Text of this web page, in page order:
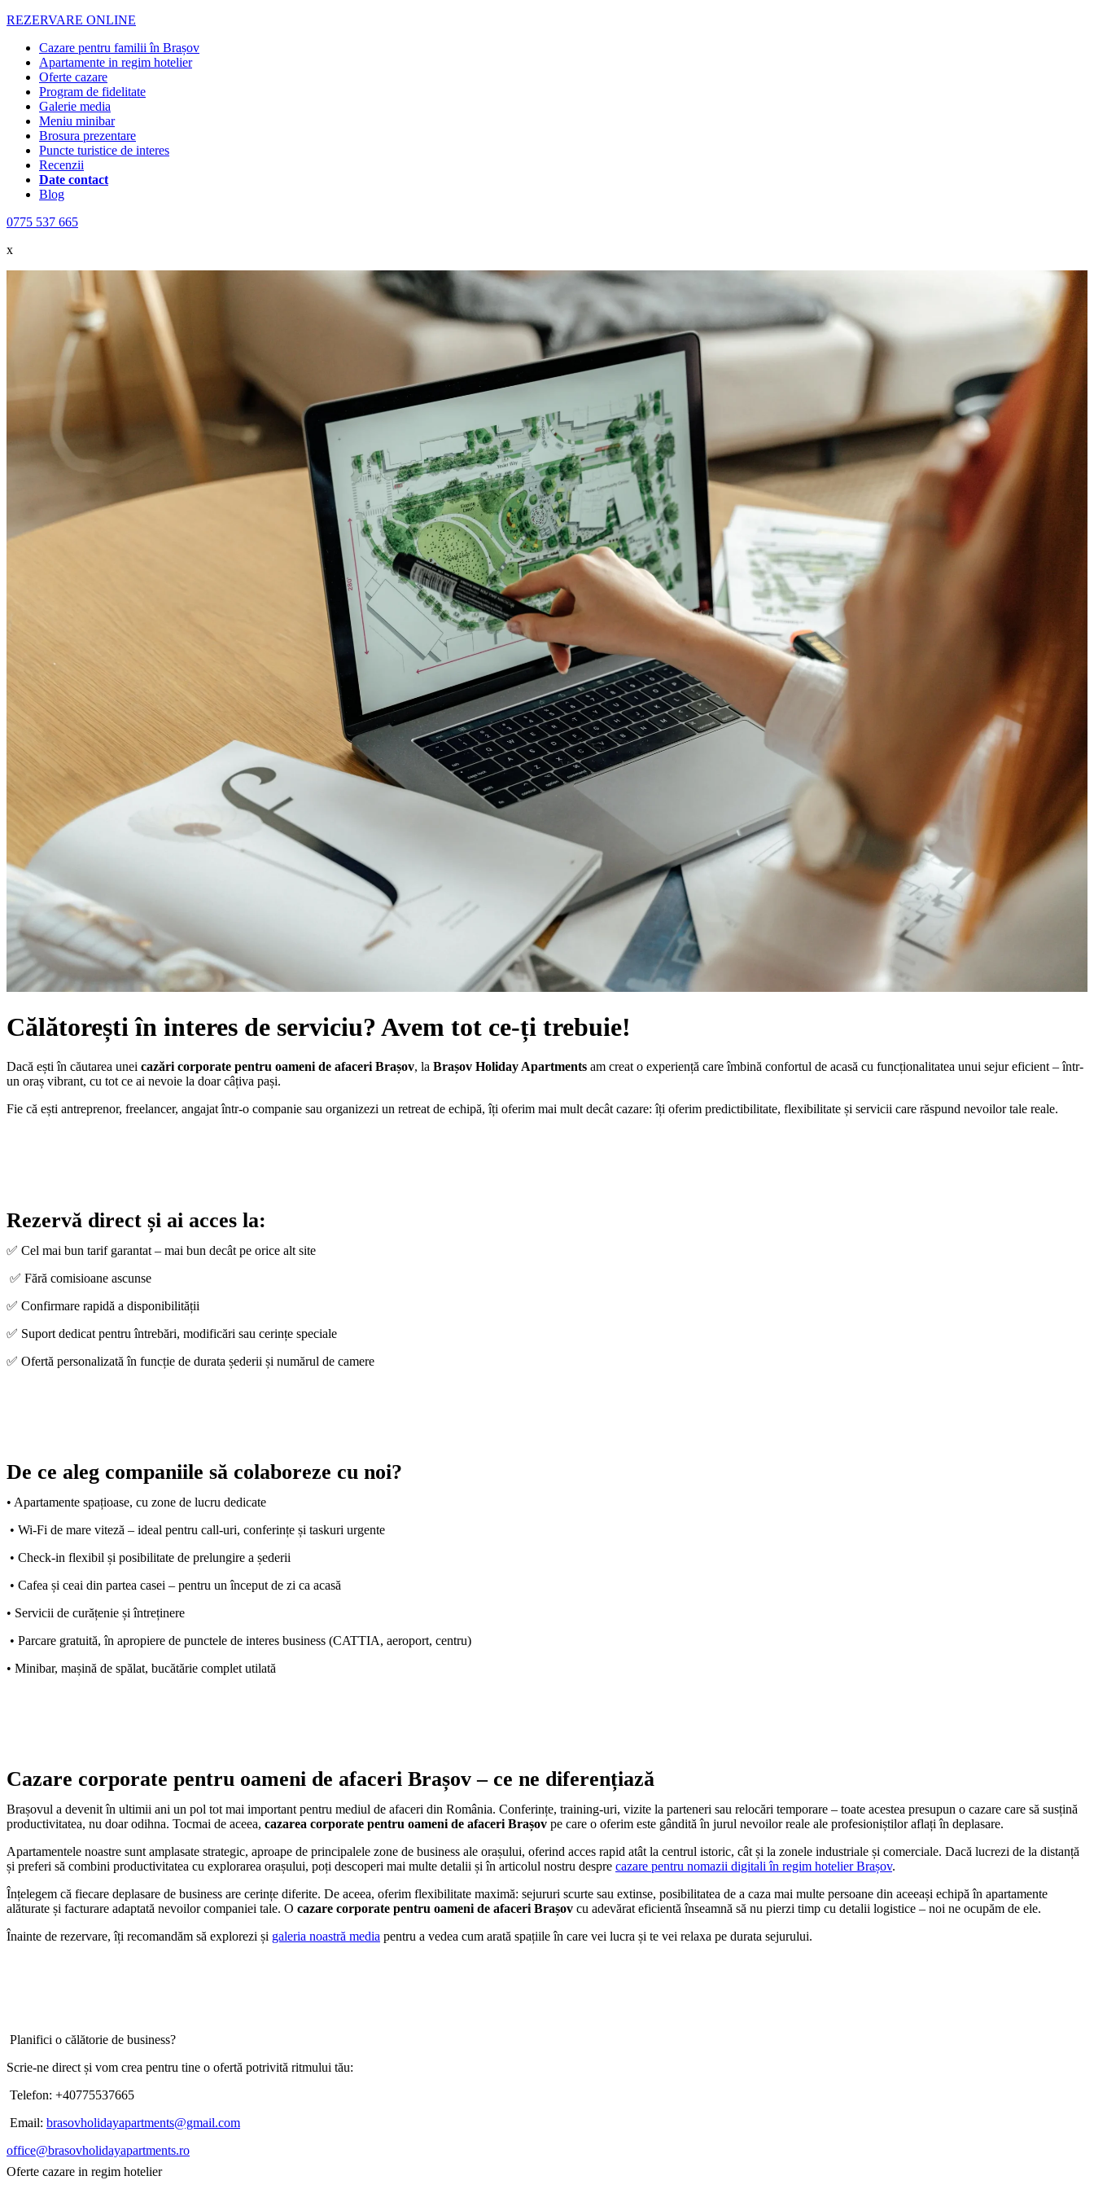
REZERVARE ONLINE
Cazare pentru familii în Brașov
Apartamente in regim hotelier
Oferte cazare
Program de fidelitate
Galerie media
Meniu minibar
Brosura prezentare
Puncte turistice de interes
Recenzii
Date contact
Blog
0775 537 665
x
Călătorești în interes de serviciu? Avem tot ce-ți trebuie!
Dacă ești în căutarea unei cazări corporate pentru oameni de afaceri Brașov, la Brașov Holiday Apartments am creat o experiență care îmbină confortul de acasă cu funcționalitatea unui sejur eficient – într-
un oraș vibrant, cu tot ce ai nevoie la doar câțiva pași.
Fie că ești antreprenor, freelancer, angajat într-o companie sau organizezi un retreat de echipă, îți oferim mai mult decât cazare: îți oferim predictibilitate, flexibilitate și servicii care răspund nevoilor tale reale.
Rezervă direct și ai acces la:
✅ Cel mai bun tarif garantat – mai bun decât pe orice alt site
✅ Fără comisioane ascunse
✅ Confirmare rapidă a disponibilității
✅ Suport dedicat pentru întrebări, modificări sau cerințe speciale
✅ Ofertă personalizată în funcție de durata șederii și numărul de camere
De ce aleg companiile să colaboreze cu noi?
• Apartamente spațioase, cu zone de lucru dedicate
• Wi-Fi de mare viteză – ideal pentru call-uri, conferințe și taskuri urgente
• Check-in flexibil și posibilitate de prelungire a șederii
• Cafea și ceai din partea casei – pentru un început de zi ca acasă
• Servicii de curățenie și întreținere
• Parcare gratuită, în apropiere de punctele de interes business (CATTIA, aeroport, centru)
• Minibar, mașină de spălat, bucătărie complet utilată
Cazare corporate pentru oameni de afaceri Brașov – ce ne diferențiază
Brașovul a devenit în ultimii ani un pol tot mai important pentru mediul de afaceri din România. Conferințe, training-uri, vizite la parteneri sau relocări temporare – toate acestea presupun o cazare care să susțină
productivitatea, nu doar odihna. Tocmai de aceea, cazarea corporate pentru oameni de afaceri Brașov pe care o oferim este gândită în jurul nevoilor reale ale profesioniștilor aflați în deplasare.
Apartamentele noastre sunt amplasate strategic, aproape de principalele zone de business ale orașului, oferind acces rapid atât la centrul istoric, cât și la zonele industriale și comerciale. Dacă lucrezi de la distanță
și preferi să combini productivitatea cu explorarea orașului, poți descoperi mai multe detalii și în articolul nostru despre cazare pentru nomazii digitali în regim hotelier Brașov.
Înțelegem că fiecare deplasare de business are cerințe diferite. De aceea, oferim flexibilitate maximă: sejururi scurte sau extinse, posibilitatea de a caza mai multe persoane din aceeași echipă în apartamente
alăturate și facturare adaptată nevoilor companiei tale. O cazare corporate pentru oameni de afaceri Brașov cu adevărat eficientă înseamnă să nu pierzi timp cu detalii logistice – noi ne ocupăm de ele.
Înainte de rezervare, îți recomandăm să explorezi și galeria noastră media pentru a vedea cum arată spațiile în care vei lucra și te vei relaxa pe durata sejurului.
Planifici o călătorie de business?
Scrie-ne direct și vom crea pentru tine o ofertă potrivită ritmului tău:
Telefon: +40775537665
Email: brasovholidayapartments@gmail.com
office@brasovholidayapartments.ro
Oferte cazare in regim hotelier